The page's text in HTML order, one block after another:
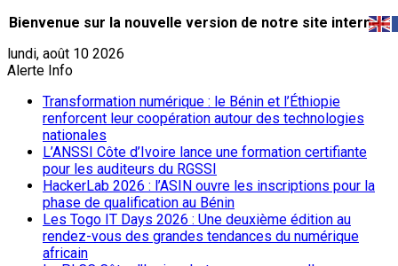
Bienvenue sur la nouvelle version de notre site internet.
lundi, août 10 2026
Alerte Info
Transformation numérique : le Bénin et l’Éthiopie
renforcent leur coopération autour des technologies
nationales
L’ANSSI Côte d’Ivoire lance une formation certifiante
pour les auditeurs du RGSSI
HackerLab 2026 : l’ASIN ouvre les inscriptions pour la
phase de qualification au Bénin
Les Togo IT Days 2026 : Une deuxième édition au
rendez-vous des grandes tendances du numérique
africain